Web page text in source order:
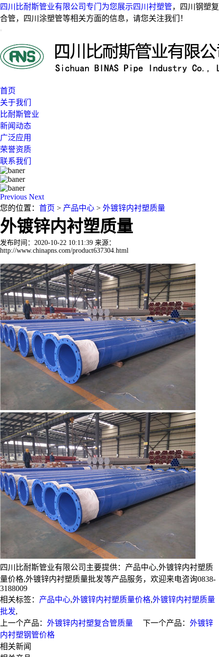
四川比耐斯管业有限公司专门为您展示四川衬塑管，四川钢塑复
合管，四川涂塑管等相关方面的信息，请您关注我们！
首页
关于我们
比耐斯管业
新闻动态
广泛应用
荣誉资质
联系我们
Previous Next
您的位置： 首页 > 产品中心 > 外镀锌内衬塑质量
外镀锌内衬塑质量
发布时间：2020-10-22 10:11:39 来源：
http://www.chinapns.com/product637304.html
四川比耐斯管业有限公司主要提供：产品中心,外镀锌内衬塑质
量价格,外镀锌内衬塑质量批发等产品服务，欢迎来电咨询0838-
3188009
相关标签： 产品中心,外镀锌内衬塑质量价格,外镀锌内衬塑质量
批发,
上一个产品： 外镀锌内衬塑复合管质量 下一个产品： 外镀锌
内衬塑钢管价格
相关新闻